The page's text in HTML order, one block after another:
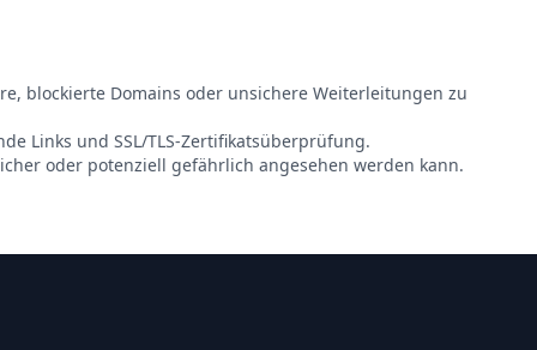
blockierte Domains oder unsichere Weiterleitungen zu
Links und SSL/TLS-Zertifikatsüberprüfung.
oder potenziell gefährlich angesehen werden kann.